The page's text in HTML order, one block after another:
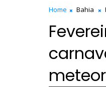
Home Bahia